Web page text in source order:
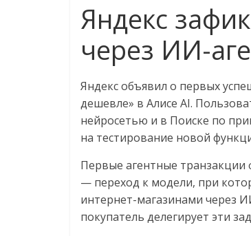
Яндекс
через ИИ-
Яндекс объявил о первых
дешевле» в Алисе AI.
нейросетью и в Поиске по
на тестирование новой
Первые агентные
— переход к модели, при
интернет-магазинами через
покупатель делегирует эти